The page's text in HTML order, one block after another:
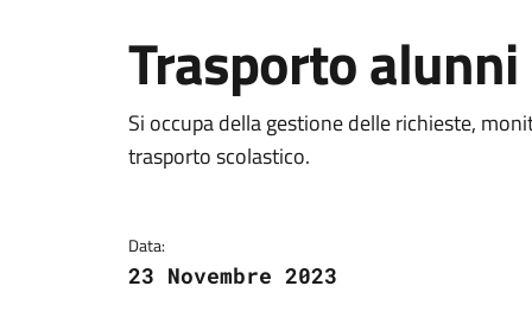
Trasporto alunni
Dettagli della
Si occupa della gestione delle richieste,
trasporto scolastico.
Data:
23 Novembre 2023